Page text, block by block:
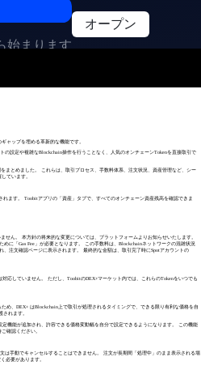
始まります
オープン
ャップを埋める革新的な機能です。
の設定や複雑なBlockchain操作を行うことなく、人気のオンチェーンTokenを直接取引で
まとめました。 これらは、取引プロセス、手数料体系、注文状況、資産管理など、シー
ています。
ます。 Toobitアプリの「資産」タブで、すべてのオンチェーン資産残高を確認できま
せん。 本方針の将来的な変更については、プラットフォームよりお知らせいたします。
に「Gas Fee」が必要となります。 この手数料は、Blockchainネットワークの混雑状況
、注文確認ページに表示されます。 最終的な金額は、取引完了時にSpotアカウントの
応していません。 ただし、ToobitのDEX+マーケット内では、これらのTokenをいつでも
め、DEX+ はBlockchain上で取引が処理されるタイミングで、できる限り有利な価格を自
されます。
機能が追加され、許容できる価格変動幅を自分で設定できるようになります。 この機能
確認ください。
は手動でキャンセルすることはできません。 注文が長期間「処理中」のまま表示される場
必要があります。